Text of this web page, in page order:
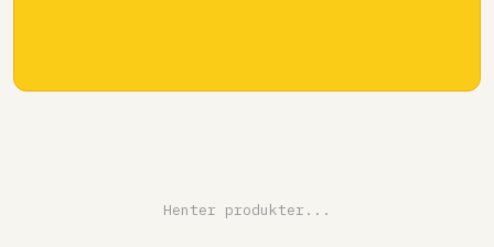
Henter produkter...